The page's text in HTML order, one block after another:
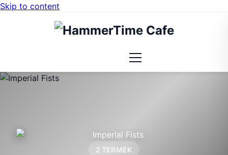
Skip to content
2 TERMÉK